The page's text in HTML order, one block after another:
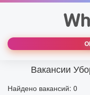
Вакансии
Найдено вакансий: 0